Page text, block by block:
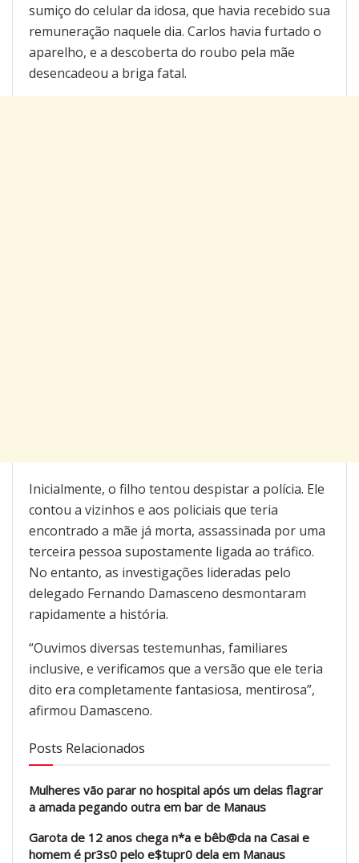
sumiço do celular da idosa, que havia recebido sua
remuneração naquele dia. Carlos havia furtado o
aparelho, e a descoberta do roubo pela mãe
desencadeou a briga fatal.
Inicialmente, o filho tentou despistar a polícia. Ele
contou a vizinhos e aos policiais que teria
encontrado a mãe já morta, assassinada por uma
terceira pessoa supostamente ligada ao tráfico.
No entanto, as investigações lideradas pelo
delegado Fernando Damasceno desmontaram
rapidamente a história.
“Ouvimos diversas testemunhas, familiares
inclusive, e verificamos que a versão que ele teria
dito era completamente fantasiosa, mentirosa”,
afirmou Damasceno.
Posts Relacionados
Mulheres vão parar no hospital após um delas flagrar
a amada pegando outra em bar de Manaus
Garota de 12 anos chega n*a e bêb@da na Casai e
homem é pr3s0 pelo e$tupr0 dela em Manaus